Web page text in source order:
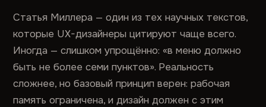
Статья Миллера — один из тех научных текстов,
которые UX-дизайнеры цитируют чаще всего.
Иногда — слишком упрощённо: «в меню должно
быть не более семи пунктов». Реальность
сложнее, но базовый принцип верен: рабочая
память ограничена, и дизайн должен с этим